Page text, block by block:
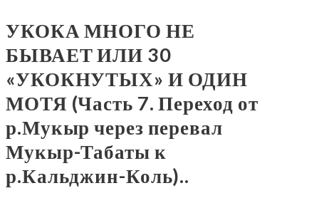
УКОКА МНОГО НЕ
БЫВАЕТ ИЛИ 30
«УКОКНУТЫХ» И ОДИН
МОТЯ (Часть 7. Переход от
р.Мукыр через перевал
Мукыр-Табаты к
р.Кальджин-Коль)..